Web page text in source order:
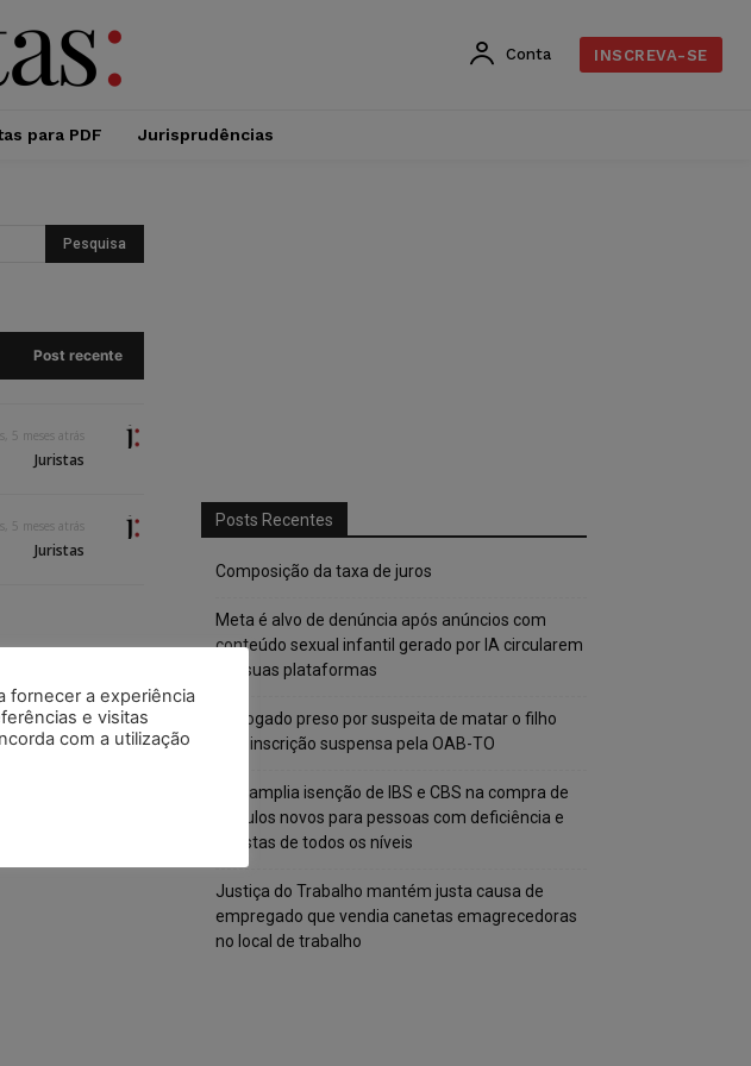
Conta INSCREVA-SE
para PDF Jurisprudências
Post recente
5 meses atrás
Juristas
5 meses atrás
Juristas
Posts Recentes
Composição da taxa de juros
Meta é alvo de denúncia após anúncios com
conteúdo sexual infantil gerado por IA circularem
em suas plataformas
Advogado preso por suspeita de matar o filho
tem inscrição suspensa pela OAB-TO
STF amplia isenção de IBS e CBS na compra de
veículos novos para pessoas com deficiência e
autistas de todos os níveis
Justiça do Trabalho mantém justa causa de
empregado que vendia canetas emagrecedoras
no local de trabalho
fornecer a experiência
e visitas
com a utilização